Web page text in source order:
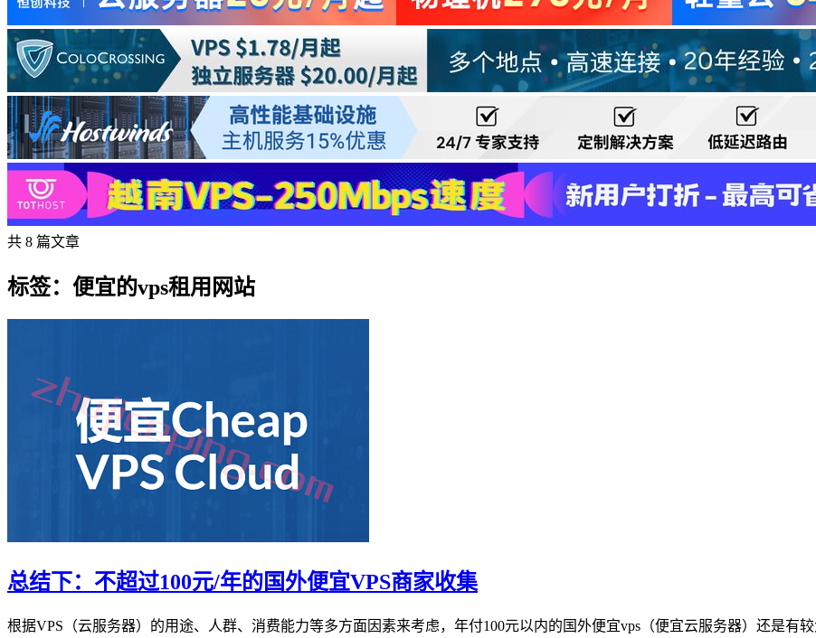
共 8 篇文章
标签：便宜的vps租用网站
总结下：不超过100元/年的国外便宜VPS商家收集
根据VPS（云服务器）的用途、人群、消费能力等多方面因素来考虑，年付100元以内的国外便宜vps（便宜云服务器）还是有